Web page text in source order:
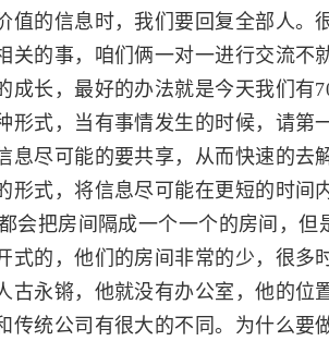
值的信息时，我们要回复全部人
关的事，咱们俩一对一进行交流
成长，最好的办法就是今天我们
形式，当有事情发生的时候，请
息尽可能的要共享，从而快速的
形式，将信息尽可能在更短的时间
把房间隔成一个一个的房间，但
式的，他们的房间非常的少，很多
古永锵，他就没有办公室，他的
传统公司有很大的不同。为什么